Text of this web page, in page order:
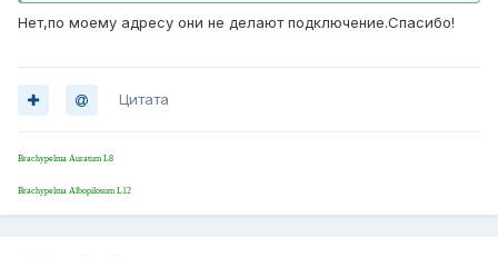
Нет,по моему адресу они не делают подключение.Спасибо!
Цитата
Brachypelma Auratum L8
Brachypelma Albopilosum L12